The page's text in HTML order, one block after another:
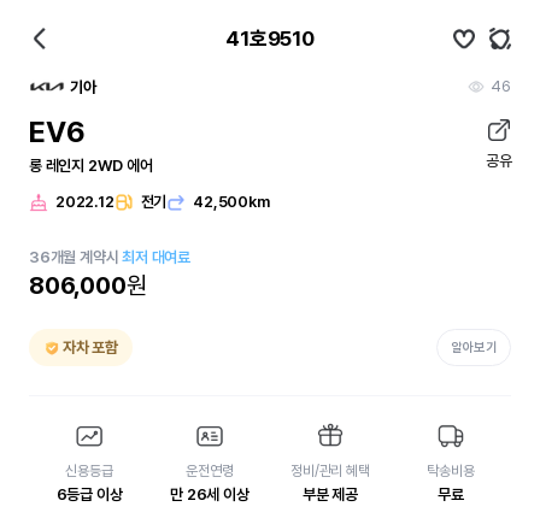
41호9510
기아 46
EV6
롱 레인지 2WD 에어 공유
2022.12 전기 42,500km
36개월 계약시최저 대여료
806,000원
자차 포함 알아보기
신용등급
6등급 이상
운전연령
만 26세 이상
정비/관리 혜택
부분 제공
탁송비용
무료